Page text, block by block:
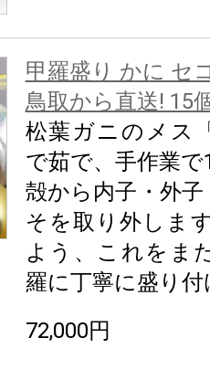
甲羅盛り かに セ
鳥取から直送! 15
松葉ガニのメス
で茹で、手作業
殻から内子・外
そを取り外しま
よう、これをま
羅に丁寧に盛り
72,000円